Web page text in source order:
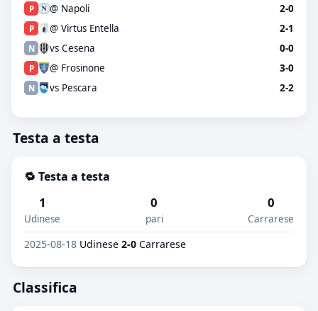
P @ Napoli 2-0
P @ Virtus Entella 2-1
N vs Cesena 0-0
P @ Frosinone 3-0
N vs Pescara 2-2
Testa a testa
🔁 Testa a testa
1
Udinese
0
pari
0
Carrarese
2025-08-18 Udinese 2-0 Carrarese
Classifica